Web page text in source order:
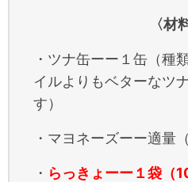
〈材
・ツナ缶ーー１缶（種
イルよりもベターなツ
す）
・マヨネーズーー適量
・ らっきょーー１袋（